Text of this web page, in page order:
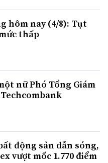
hôm nay (4/8): Tụt
thấp
nữ Phó Tổng Giám
động sản dẫn sóng,
vượt mốc 1.770 điểm